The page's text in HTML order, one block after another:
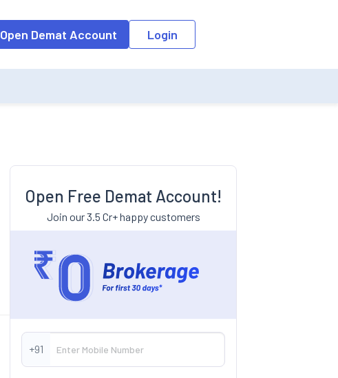
Open Demat Account Login
Open Free Demat Account!
Join our 3.5 Cr+ happy customers
+91